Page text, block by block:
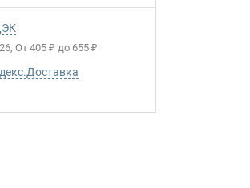
От 405₽ до 655₽